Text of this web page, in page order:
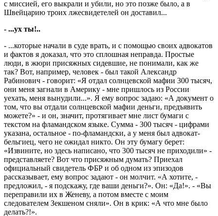
с миссией, его выкрали и убили, но это позже было, а в
Швейцарию троих лжесвидетелей он доставил...
- ...ух ты!..
- ...которые начали в суде врать, и с помощью своих адвокатов
и фактов я доказал, что это сплошная неправда. Простые
люди, в жюри присяжных сидевшие, не понимали, как же
так? Вот, например, человек - был такой Александр
Рабинович - говорит: «Я отдал солнцевской мафии 300 тысяч,
они меня загнали в Америку - мне пришлось из России
уехать, меня вынудили...». Я ему вопрос задаю: «А документ о
том, что вы отдали солнцевской мафии деньги, предъявить
можете?» - и он, значит, протягивает мне лист бумаги с
текстом на фламандском языке. Сумма - 300 тысяч - цифрами
указана, остальное - по-фламандски, а у меня был адвокат-
бельгиец, чего не ожидал никто. Он эту бумагу берет:
«Извините, но здесь написано, что 300 тысяч не приходили» -
представляете? Вот что присяжным думать? Приехал
официальный свидетель ФБР и об одном из эпизодов
рассказывает, ему вопрос задают - он молчит. «А хотите, -
предложил, - я подскажу, где ваши деньги?». Он: «Да!». - «Вы
переправили их в Женеву, а потом вместе с моим
следователем Зек­шеном сняли». Он в крик: «А что мне было
делать?!».